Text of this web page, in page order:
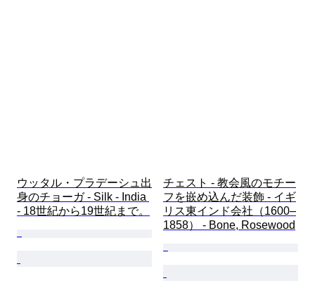
ウッタル・プラデーシュ出
身のチョーガ - Silk - India
- 18世紀から19世紀まで。
チェスト - 教会風のモチー
フを嵌め込んだ装飾 - イギ
リス東インド会社（1600–
1858） - Bone, Rosewood